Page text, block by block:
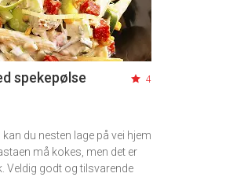
spekepølse 4
du nesten lage på vei hjem
må kokes, men det er
Veldig godt og tilsvarende